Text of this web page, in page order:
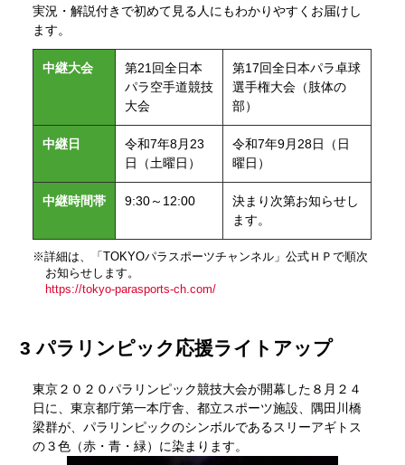
実況・解説付きで初めて見る人にもわかりやすくお届けし
ます。
中継大会
第21回全日本
パラ空手道競技
大会
第17回全日本パラ卓球
選手権大会（肢体の
部）
中継日
令和7年8月23
日（土曜日）
令和7年9月28日（日
曜日）
中継時間帯 9:30～12:00
決まり次第お知らせし
ます。
※詳細は、「TOKYOパラスポーツチャンネル」公式ＨＰで順次
お知らせします。
https://tokyo-parasports-ch.com/
3 パラリンピック応援ライトアップ
東京２０２０パラリンピック競技大会が開幕した８月２４
日に、東京都庁第一本庁舎、都立スポーツ施設、隅田川橋
梁群が、パラリンピックのシンボルであるスリーアギトス
の３色（赤・青・緑）に染まります。